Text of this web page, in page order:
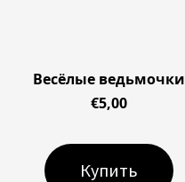
Весёлые ведьмочки
€5,00
Купить